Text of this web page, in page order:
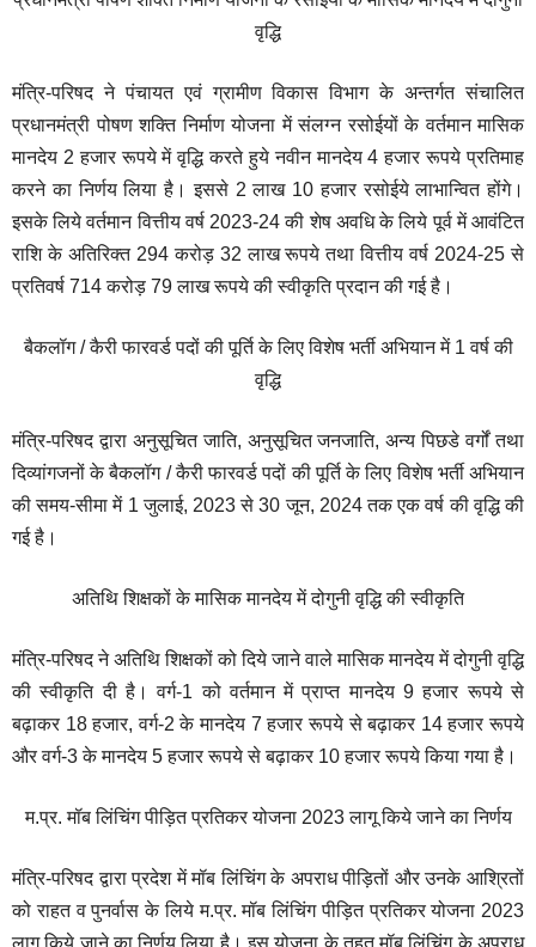
वृद्धि
मंत्रि-परिषद ने पंचायत एवं ग्रामीण विकास विभाग के अन्तर्गत संचालित
प्रधानमंत्री पोषण शक्ति निर्माण योजना में संलग्न रसोईयों के वर्तमान मासिक
मानदेय 2 हजार रूपये में वृद्धि करते हुये नवीन मानदेय 4 हजार रूपये प्रतिमाह
करने का निर्णय लिया है। इससे 2 लाख 10 हजार रसोईये लाभान्वित होंगे।
इसके लिये वर्तमान वित्तीय वर्ष 2023-24 की शेष अवधि के लिये पूर्व में आवंटित
राशि के अतिरिक्त 294 करोड़ 32 लाख रूपये तथा वित्तीय वर्ष 2024-25 से
प्रतिवर्ष 714 करोड़ 79 लाख रूपये की स्वीकृति प्रदान की गई है।
बैकलॉग / कैरी फारवर्ड पदों की पूर्ति के लिए विशेष भर्ती अभियान में 1 वर्ष की
वृद्धि
मंत्रि-परिषद द्वारा अनुसूचित जाति, अनुसूचित जनजाति, अन्य पिछडे वर्गों तथा
दिव्यांगजनों के बैकलॉग / कैरी फारवर्ड पदों की पूर्ति के लिए विशेष भर्ती अभियान
की समय-सीमा में 1 जुलाई, 2023 से 30 जून, 2024 तक एक वर्ष की वृद्धि की
गई है।
अतिथि शिक्षकों के मासिक मानदेय में दोगुनी वृद्धि की स्वीकृति
मंत्रि-परिषद ने अतिथि शिक्षकों को दिये जाने वाले मासिक मानदेय में दोगुनी वृद्धि
की स्वीकृति दी है। वर्ग-1 को वर्तमान में प्राप्त मानदेय 9 हजार रूपये से
बढ़ाकर 18 हजार, वर्ग-2 के मानदेय 7 हजार रूपये से बढ़ाकर 14 हजार रूपये
और वर्ग-3 के मानदेय 5 हजार रूपये से बढ़ाकर 10 हजार रूपये किया गया है।
म.प्र. मॉब लिंचिंग पीड़ित प्रतिकर योजना 2023 लागू किये जाने का निर्णय
मंत्रि-परिषद द्वारा प्रदेश में मॉब लिंचिंग के अपराध पीड़ितों और उनके आश्रितों
को राहत व पुनर्वास के लिये म.प्र. मॉब लिंचिंग पीड़ित प्रतिकर योजना 2023
लागू किये जाने का निर्णय लिया है। इस योजना के तहत मॉब लिंचिंग के अपराध